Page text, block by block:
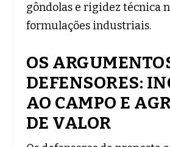
gôndolas e rigidez técnica
formulações industriais.
OS
DEFENSORES:
AO CAMPO E
DE VALOR